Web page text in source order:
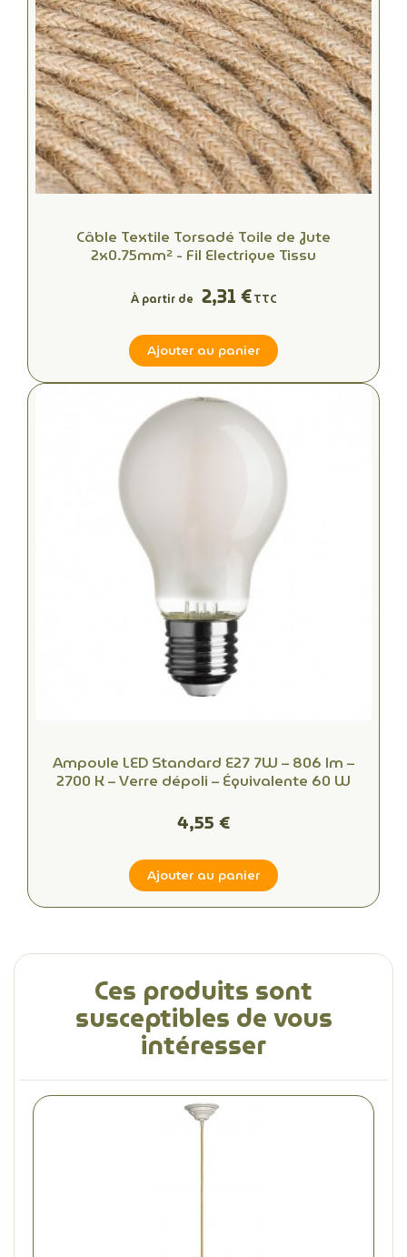
Câble Textile Torsadé Toile de Jute
2x0.75mm² - Fil Electrique Tissu
À partir de 2,31 €TTC
Ajouter au panier
Ampoule LED Standard E27 7W – 806 lm –
2700 K – Verre dépoli – Équivalente 60 W
4,55 €
Ajouter au panier
Ces produits sont
susceptibles de vous
intéresser